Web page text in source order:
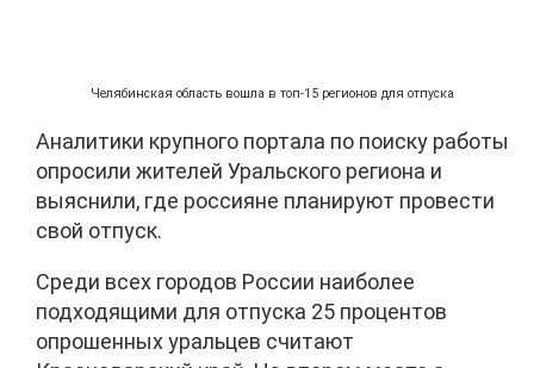
Челябинская область вошла в топ-15 регионов для отпуска
Аналитики крупного портала по поиску работы
опросили жителей Уральского региона и
выяснили, где россияне планируют провести
свой отпуск.
Среди всех городов России наиболее
подходящими для отпуска 25 процентов
опрошенных уральцев считают